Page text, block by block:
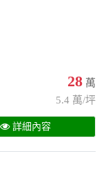
28 萬
5.4 萬/坪
詳細內容